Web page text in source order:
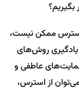
ممکن نیست،
یادگیری روش‌های
عاطفی و
از استرس،